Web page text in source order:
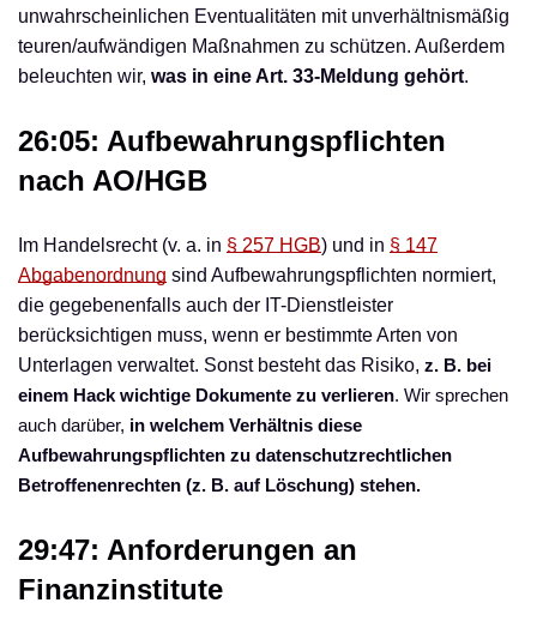
unwahrscheinlichen Eventualitäten mit unverhältnismäßig
teuren/aufwändigen Maßnahmen zu schützen. Außerdem
beleuchten wir, was in eine Art. 33-Meldung gehört.
26:05: Aufbewahrungspflichten
nach AO/HGB
Im Handelsrecht (v. a. in § 257 HGB) und in § 147
Abgabenordnung sind Aufbewahrungspflichten normiert,
die gegebenenfalls auch der IT-Dienstleister
berücksichtigen muss, wenn er bestimmte Arten von
Unterlagen verwaltet. Sonst besteht das Risiko, z. B. bei
einem Hack wichtige Dokumente zu verlieren. Wir sprechen
auch darüber, in welchem Verhältnis diese
Aufbewahrungspflichten zu datenschutzrechtlichen
Betroffenenrechten (z. B. auf Löschung) stehen.
29:47: Anforderungen an
Finanzinstitute